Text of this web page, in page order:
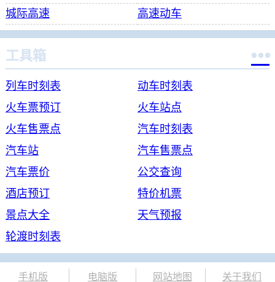
城际高速
高速动车
工具箱 
列车时刻表
动车时刻表
火车票预订
火车站点
火车售票点
汽车时刻表
汽车站
汽车售票点
汽车票价
公交查询
酒店预订
特价机票
景点大全
天气预报
轮渡时刻表
手机版 电脑版 网站地图 关于我们